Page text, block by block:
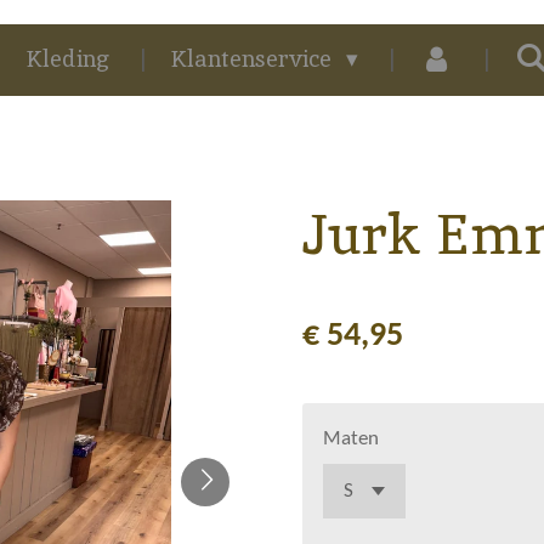
Kleding Klantenservice
Jurk
€ 54,95
Maten